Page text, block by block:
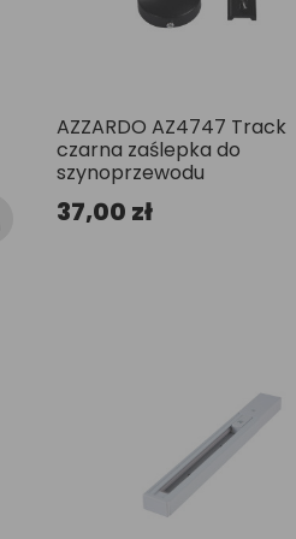
AZZARDO AZ4747 Track
czarna zaślepka do
szynoprzewodu
37,00 zł